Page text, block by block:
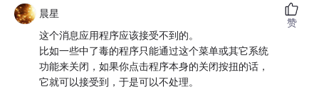
晨星
这个消息应用程序应该接受不到的。
比如一些中了毒的程序只能通过这个菜单或其它系统
功能来关闭，如果你点击程序本身的关闭按扭的话，
它就可以接受到，于是可以不处理。
赞